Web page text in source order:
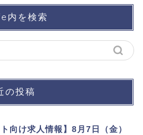
内を検索
の投稿
向け求人情報】8月7日（金）